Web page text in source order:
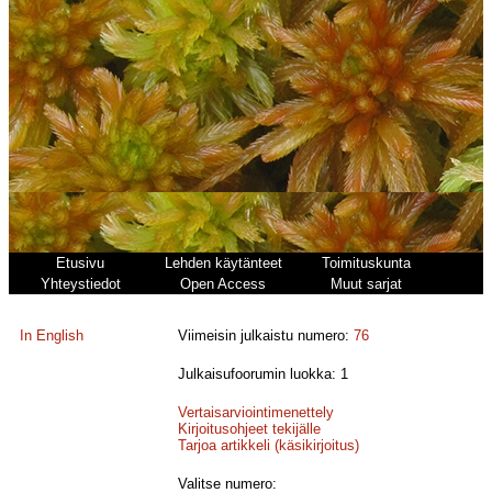
Etusivu Lehden käytänteet
Toimituskunta
Yhteystiedot
Open Access Muut sarjat
In English Viimeisin julkaistu numero:76
Julkaisufoorumin luokka: 1
Vertaisarviointimenettely
Kirjoitusohjeet tekijälle
Tarjoa artikkeli (käsikirjoitus)
Valitse numero: